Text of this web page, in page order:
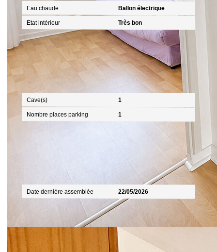
Eau chaude Ballon électrique
Etat intérieur Très bon
Cave(s) 1
Nombre places parking 1
Date dernière assemblée 22/05/2026
Diagnostics